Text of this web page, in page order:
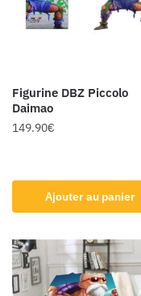
Figurine DBZ Piccolo
Daimao
149.90€
Ajouter au panier